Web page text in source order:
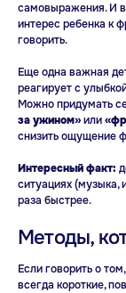
самовыражения. И в
интерес ребенка к
говорить.
Еще одна важная
реагирует с
Можно придумать
за ужином»или
снизить ощущение
Интересный факт:
ситуациях (музыка,
раза быстрее.
Методы,
Если говорить о
всегда короткие,
Копировать